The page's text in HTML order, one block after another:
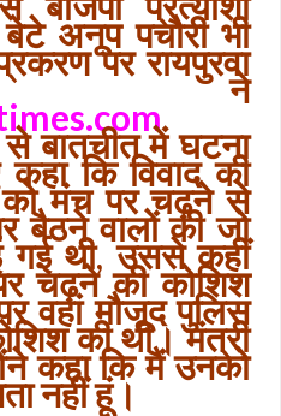
अनूप पचौरी भी
पर रायपुरवा
ने
से बातचीत में घटना
कि विवाद की
को मंच पर चढ़ने से
बैठने वालों की जो
गई थी, उससे कहीं
चढ़ने की कोशिश
वहां मौजूद पुलिस
की थी। मंत्री
कहा कि मैं उनको
नहीं हूं।